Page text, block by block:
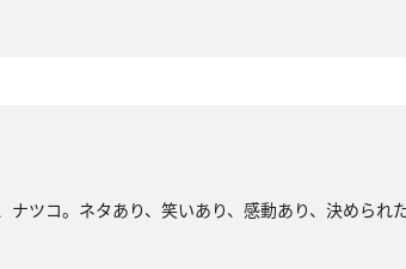
ツコ。ネタあり、笑いあり、感動あり、決められ